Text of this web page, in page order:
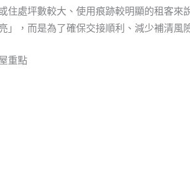
住處坪數較大、使用痕跡較明顯的租客
」，而是為了確保交接順利、減少補清風
重點